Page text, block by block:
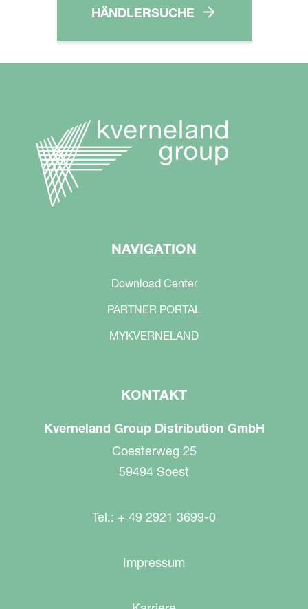
HÄNDLERSUCHE
NAVIGATION
Download Center
PARTNER PORTAL
MYKVERNELAND
KONTAKT
Kverneland Group Distribution GmbH
Coesterweg 25
59494 Soest
Tel.: + 49 2921 3699-0
Impressum